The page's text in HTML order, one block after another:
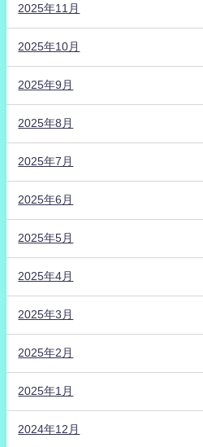
2025年11月
2025年10月
2025年9月
2025年8月
2025年7月
2025年6月
2025年5月
2025年4月
2025年3月
2025年2月
2025年1月
2024年12月